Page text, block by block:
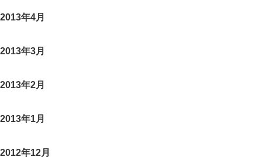
2013年4月
2013年3月
2013年2月
2013年1月
2012年12月